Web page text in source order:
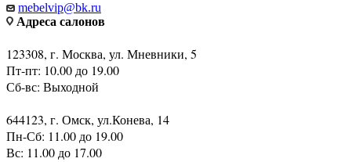
mebelvip@bk.ru
Адреса салонов
123308, г. Москва, ул. Мневники, 5
Пт-пт: 10.00 до 19.00
Сб-вс: Выходной
644123, г. Омск, ул.Конева, 14
Пн-Сб: 11.00 до 19.00
Вс: 11.00 до 17.00